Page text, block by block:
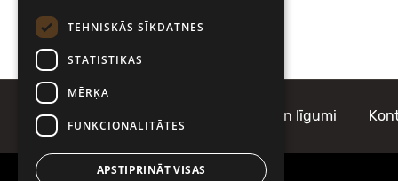
Par Mobilly Noteikumi un līgumi
TEHNISKĀS SĪKDATNES
STATISTIKAS
MĒRĶA
FUNKCIONALITĀTES
APSTIPRINĀT VISAS